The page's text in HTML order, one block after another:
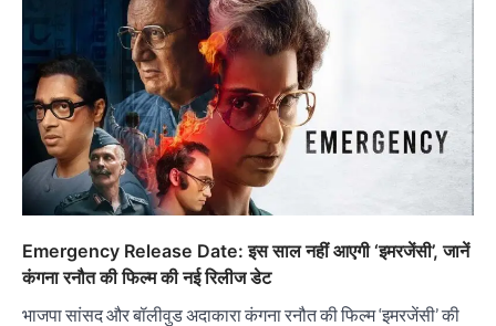
Emergency Release Date: इस साल नहीं आएगी ‘इमरजेंसी’, जानें
कंगना रनौत की फिल्म की नई रिलीज डेट
भाजपा सांसद और बॉलीवुड अदाकारा कंगना रनौत की फिल्म ‘इमरजेंसी’ की